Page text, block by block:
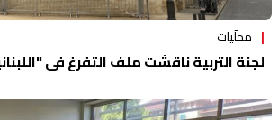
محلّيات
لجنة التربية ناقشت ملف التفرغ في